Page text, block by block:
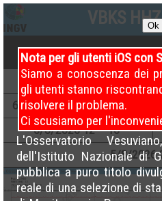
VBKS Ok
Nota per gli utenti iOS con
Siamo a conoscenza dei
gli utenti stanno
risolvere il problema.
Ci scusiamo per
L'Osservatorio
dell'Istituto Nazionale di
pubblica a puro titolo
reale di una selezione di
6/8/202600 – 04
6 /8/202608 – 12 (Attuale)
5/8/202612 – 16
5/8/2026